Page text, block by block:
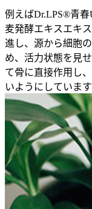
例えばDr.LPS®青
麦発酵エキスエキ
進し、源から細胞
め、活力状態を見
て骨に直接作用し
いようにしています